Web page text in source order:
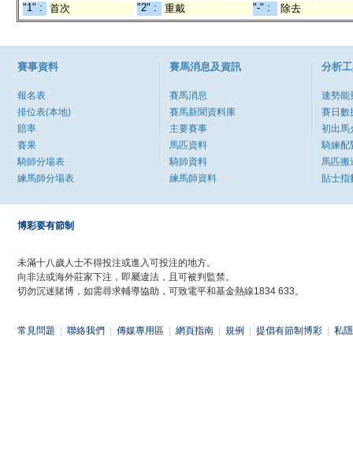
"1" :
首次 "2" : 重戴 "-" : 除去
賽事資料
報名表
排位表(本地)
賠率
賽果
騎師分場表
練馬師分場表
賽馬消息及資訊
賽馬消息
賽馬新聞資料庫
主要賽事
馬匹資料
騎師資料
練馬師資料
分析
速勢能
賽日數
初出馬
騎練配
馬匹搬
貼士指
博彩要有節制
未滿十八歲人士不得投注或進入可投注的地方。
向非法或海外莊家下注，即屬違法，且可被判監禁。
切勿沉迷賭博，如需尋求輔導協助，可致電平和基金熱線1834 633。
常見問題 聯絡我們 傳媒專用區 網頁指南 規例 提倡有節制博彩 私